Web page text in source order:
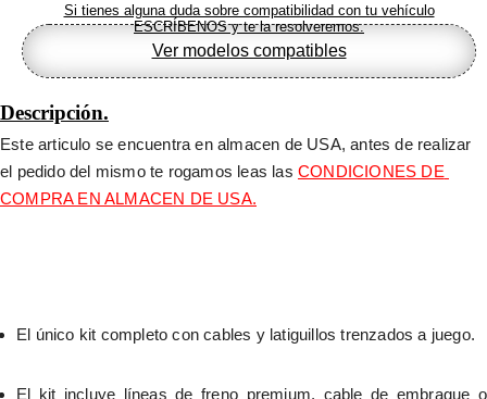
Si tienes alguna duda sobre compatibilidad con tu vehículo
ESCRÍBENOS y te la resolveremos.
Ver modelos compatibles
Descripción.
Este articulo se encuentra en almacen de USA, antes de realizar
el pedido del mismo te rogamos leas las CONDICIONES DE
COMPRA EN ALMACEN DE USA.
El único kit completo con cables y latiguillos trenzados a juego.
El kit incluye líneas de freno premium, cable de embrague o